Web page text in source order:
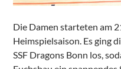
Die Damen starteten am
Heimspielsaison. Es ging
SSF Dragons Bonn los,